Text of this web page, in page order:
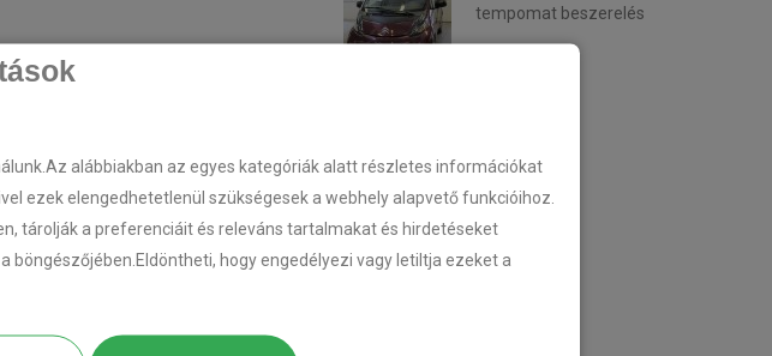
alábbiakban az egyes kategóriák alatt részletes információkat
ezek elengedhetetlenül szükségesek a webhely alapvető funkcióihoz.
tárolják a preferenciáit és releváns tartalmakat és hirdetéseket
böngészőjében.Eldöntheti, hogy engedélyezi vagy letiltja ezeket a
tempomat beszerelés